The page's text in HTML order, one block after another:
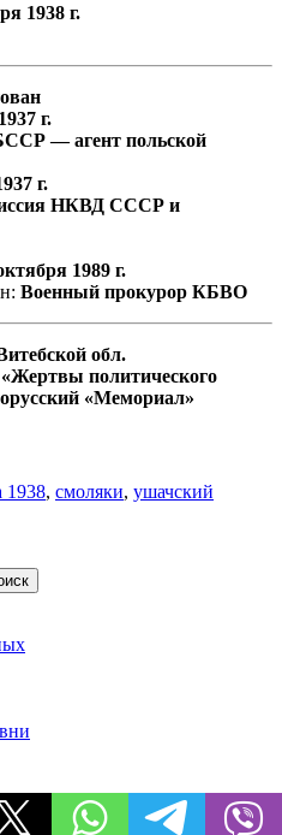
1938 г.
г.
— агент польской
г.
НКВД СССР и
1989 г.
Военный прокурор КБВО
обл.
политического
«Мемориал»
1938, смоляки, ушачский